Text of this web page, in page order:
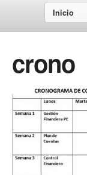
Inicio
crono